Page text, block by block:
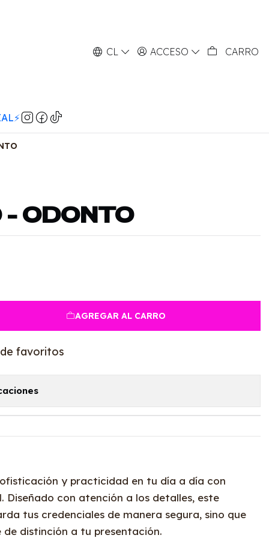
CL ACCESO CARRO
ODONTO
AGREGAR AL CARRO
favoritos
y practicidad en tu día a día con
Diseñado con atención a los detalles, este
tus credenciales de manera segura, sino que
distinción a tu presentación.